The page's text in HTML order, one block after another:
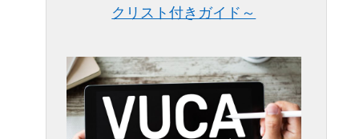
クリスト付きガイド～